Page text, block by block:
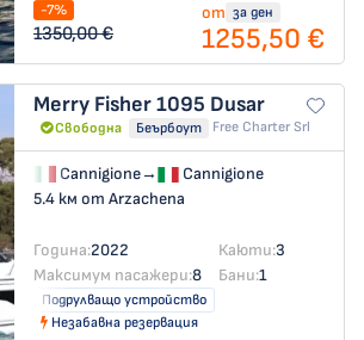
-7%
1350,00 €
от за ден
1255,50 €
Merry Fisher 1095 Dusar
Свободна Беърбоут Free Charter Srl
Cannigione→
Cannigione
5.4 км от Arzachena
Година:2022 Каюти:3
Максимум пасажери:8 Бани:1
Подрулващо устройство
Незабавна резервация